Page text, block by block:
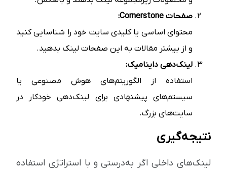
صفحات Cornerstone:
محتوای اساسی یا کلیدی سایت خود را شناسایی کنید
و از بیشتر مقالات به این صفحات لینک بدهید.
لینک‌دهی داینامیک:
استفاده از الگوریتم‌های هوش مصنوعی یا
سیستم‌های پیشنهادی برای لینک‌دهی خودکار در
سایت‌های بزرگ.
نتیجه‌گیری
لینک‌های داخلی اگر به‌درستی و با استراتژی استفاده